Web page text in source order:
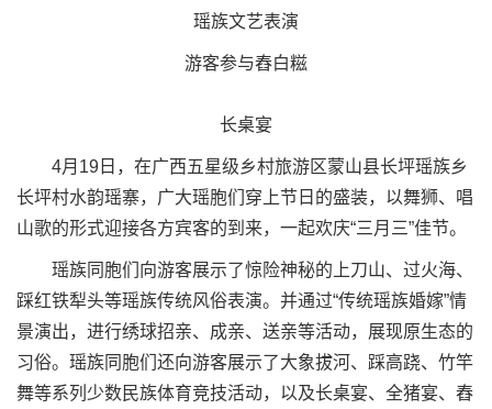
瑶族文艺表演
游客参与舂白糍
长桌宴
4月19日，在广西五星级乡村旅游区蒙山县长坪瑶族乡
长坪村水韵瑶寨，广大瑶胞们穿上节日的盛装，以舞狮、唱
山歌的形式迎接各方宾客的到来，一起欢庆“三月三”佳节。
瑶族同胞们向游客展示了惊险神秘的上刀山、过火海、
踩红铁犁头等瑶族传统风俗表演。并通过“传统瑶族婚嫁”情
景演出，进行绣球招亲、成亲、送亲等活动，展现原生态的
习俗。瑶族同胞们还向游客展示了大象拔河、踩高跷、竹竿
舞等系列少数民族体育竞技活动，以及长桌宴、全猪宴、舂